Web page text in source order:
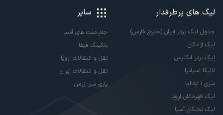
لیگ های پرطرفدار
جدول لیگ برتر ایران (خلیج فارس)
لیگ آزادگان
لیگ برتر انگلیس
لالیگا اسپانیا
سری آ ایتالیا
لیگ قهرمانان اروپا
لیگ نخبگان آسیا
سایر
جام ملت های آسیا
رنکینگ فیفا
نقل و انتقالات اروپا
نقل و انتقالات ایران
پاری سن ژرمن